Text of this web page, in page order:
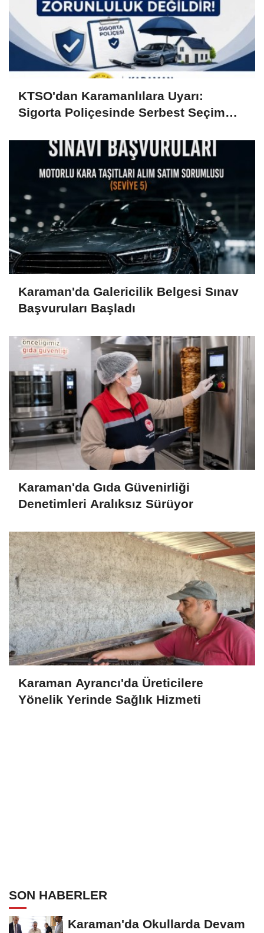
KTSO'dan Karamanlılara Uyarı:
Sigorta Poliçesinde Serbest Seçim
Karaman'da Galericilik Belgesi Sınav
Başvuruları Başladı
Karaman'da Gıda Güvenirliği
Denetimleri Aralıksız Sürüyor
Karaman Ayrancı'da Üreticilere
Yönelik Yerinde Sağlık Hizmeti
SON HABERLER
Karaman'da Okullarda Devam